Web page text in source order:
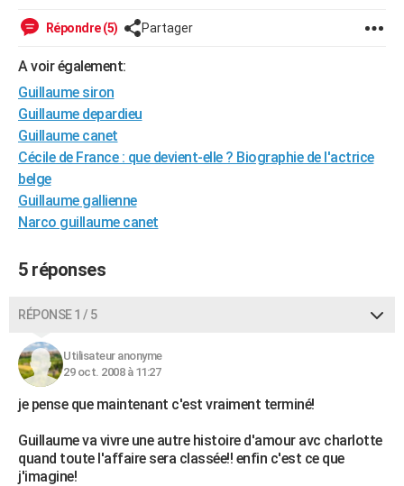
Guides de France
Escapades
Patrimoine
Expositions
Musées
Week-end nature
LIFESTYLE
Art de vivre
Bien-être
Loisirs
Mode
Modes de vie
SANTE
Alimentation
Guide de la santé
Maladies
Médicaments
Sommeil
VOYAGE
Destinations
City break
Voyage nature
Voyage de noces
Forum
Climat
+PHOTO
BONS PLANS
CARTE DE VOEUX
Carte de Noël
Carte Bonne année
Carte Saint-Valentin
Carte Pâques
Carte d'anniversaire
DICTIONNAIRE
Dictionnaire
Biographies
Citations
Expressions
Proverbes
PROGRAMME TV
S'inscrire
Se connecter
Lycées
Collèges
Primaires
Universités
Entreprises
Service militaire
Avis de recherche
AVIS DE DÉCÈS
Répondre (5) Partager
A voir également:
Guillaume siron
Guillaume depardieu
Guillaume canet
Cécile de France : que devient-elle ? Biographie de l'actrice
belge
Guillaume gallienne
Narco guillaume canet
5 réponses
RÉPONSE 1 / 5
Utilisateur anonyme
29 oct. 2008 à 11:27
je pense que maintenant c'est vraiment terminé!
Guillaume va vivre une autre histoire d'amour avc charlotte
quand toute l'affaire sera classée!! enfin c'est ce que
j'imagine!